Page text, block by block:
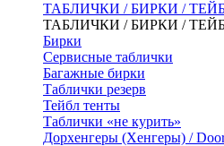
ТАБЛИЧКИ / БИРКИ /
ТАБЛИЧКИ / БИРКИ /
Бирки
Сервисные таблички
Багажные бирки
Таблички резерв
Тейбл тенты
Таблички «не курить»
Дорхенгеры (Хенгеры) /